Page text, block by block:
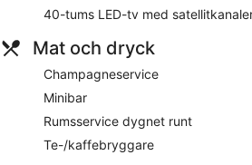
40-tums LED-tv med
Mat och dryck
Champagneservice
Minibar
Rumsservice dygnet runt
Te-/kaffebryggare